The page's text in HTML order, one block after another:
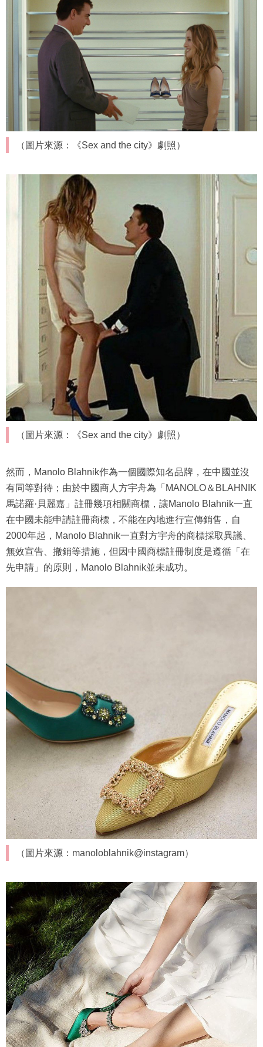
（圖片來源：《Sex and the city》劇照）
（圖片來源：《Sex and the city》劇照）
然而，Manolo Blahnik作為一個國際知名品牌，在中國並沒
有同等對待；由於中國商人方宇舟為「MANOLO＆BLAHNIK
馬諾羅·貝麗嘉」註冊幾項相關商標，讓Manolo Blahnik一直
在中國未能申請註冊商標，不能在內地進行宣傳銷售，自
2000年起，Manolo Blahnik一直對方宇舟的商標採取異議、
無效宣告、撤銷等措施，但因中國商標註冊制度是遵循「在
先申請」的原則，Manolo Blahnik並未成功。
（圖片來源：manoloblahnik@instagram）